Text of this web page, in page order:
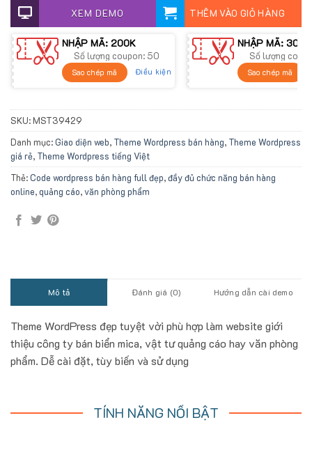
XEM DEMO THÊM VÀO GIỎ HÀNG
NHẬP MÃ: 200K
Số lượng coupon: 50
Sao chép mã Điều kiện
NHẬP MÃ: 300K
Số lượng
Sao chép mã
SKU: MST39429
Danh mục:Giao diện web, Theme Wordpress bán hàng, Theme Wordpress
giá rẻ, Theme Wordpress tiếng Việt
Thẻ:Code wordpress bán hàng full đẹp,đầy đủ chức năng bán hàng
online,quảng cáo,văn phòng phẩm
Mô tả Đánh giá (0) Hướng dẫn cài demo
Theme WordPress đẹp tuyệt vời phù hợp làm website giới
thiệu công ty bán biển mica, vật tư quảng cáo hay văn phòng
phẩm. Dễ cài đặt, tùy biến và sử dụng
TÍNH NĂNG NỔI BẬT